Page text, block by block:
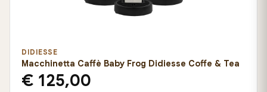
DIDIESSE
Macchinetta Caffè Baby Frog Didiesse Coffe & Tea
€ 125,00